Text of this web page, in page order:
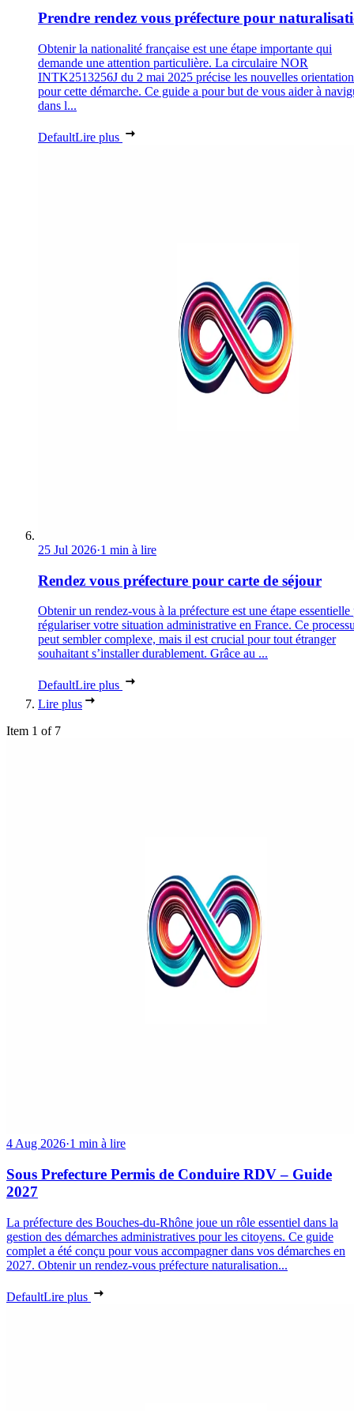
Prendre rendez vous préfecture pour
Obtenir la nationalité française est une étape importante qui
demande une attention particulière. La circulaire NOR
INTK2513256J du 2 mai 2025 précise les nouvelles
pour cette démarche. Ce guide a pour but de vous aider à
dans l...
DefaultLire plus
25 Jul 2026·1 min à lire
Rendez vous préfecture pour carte de séjour
Obtenir un rendez-vous à la préfecture est une étape essentielle
régulariser votre situation administrative en France. Ce
peut sembler complexe, mais il est crucial pour tout étranger
souhaitant s’installer durablement. Grâce au ...
DefaultLire plus
Lire plus
Item 1 of 7
4 Aug 2026·1 min à lire
Sous Prefecture Permis de Conduire RDV – Guide
2027
La préfecture des Bouches-du-Rhône joue un rôle essentiel dans la
gestion des démarches administratives pour les citoyens. Ce guide
complet a été conçu pour vous accompagner dans vos démarches en
2027. Obtenir un rendez-vous préfecture naturalisation...
DefaultLire plus